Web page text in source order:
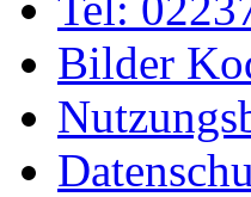
Bilder